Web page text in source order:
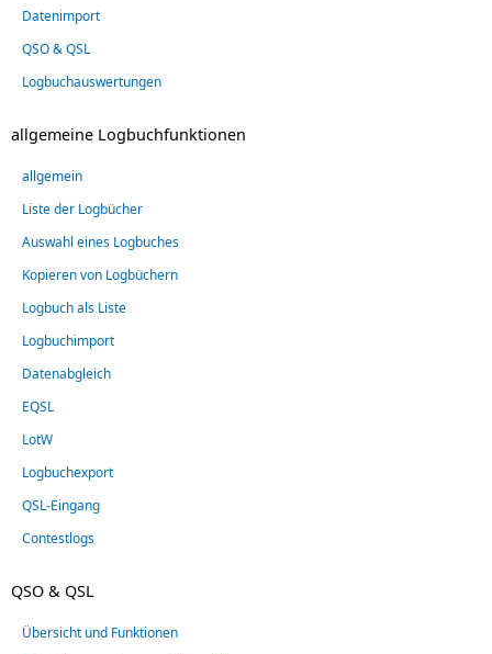
Datenimport
QSO & QSL
Logbuchauswertungen
allgemeine Logbuchfunktionen
allgemein
Liste der Logbücher
Auswahl eines Logbuches
Kopieren von Logbüchern
Logbuch als Liste
Logbuchimport
Datenabgleich
EQSL
LotW
Logbuchexport
QSL-Eingang
Contestlogs
QSO & QSL
Übersicht und Funktionen